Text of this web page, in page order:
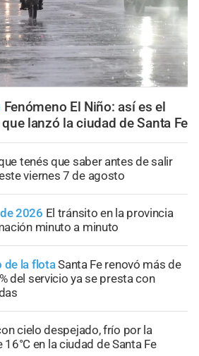
Fenómeno El Niño: así es el
lanzó la ciudad de Santa Fe
tenés que saber antes de salir
viernes 7 de agosto
2026 El tránsito en la provincia
minuto a minuto
de la flotaSanta Fe renovó más de
del servicio ya se presta con
cielo despejado, frío por la
en la ciudad de Santa Fe